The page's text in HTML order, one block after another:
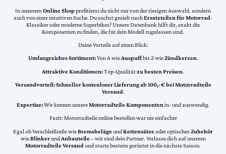
In unserem Online Shopprofitierst du nicht nur von der riesigen Auswahl, sondern
auch von einer intuitiven Suche. Du suchst gezielt nachErsatzteilen für Motorrad-
Klassiker oder moderne Superbikes? Unsere Datenbank hilft dir, exakt die
Komponenten zu finden, die für dein Modell zugelassen sind.
Deine Vorteile auf einen Blick:
Umfangreiches Sortiment:Von A wieAuspuffbis Z wieZündkerzen.
Attraktive Konditionen:Top-Qualitätzu besten Preisen.
Versandvorteil:Schneller kostenloser Lieferung ab 100,-€ bei Motorradteile
Versand.
Expertise:Wir kennen unsereMotorradteile Komponentenin- und auswendig.
Fazit: Motorradteile online bestellen war nie einfacher
Egal ob Verschleißteile wieBremsbelägeundKettensätzeoder optischesZubehör
wieBlinkerundAnbauteile– wir sind dein Partner. Verlasse dich auf unseren
Motorradteile Versand und starte bestens gerüstet in die nächste Saison.